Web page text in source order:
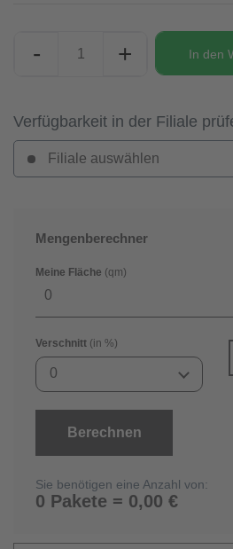
- + In den
Verfügbarkeit in der Filiale
Filiale auswählen
Mengenberechner
Meine Fläche (qm)
Verschnitt (in %)
0
Berechnen
Sie benötigen eine Anzahl von:
0 Pakete = 0,00 €